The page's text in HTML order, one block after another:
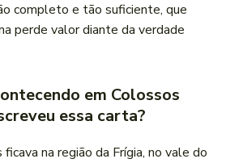
completo e tão suficiente, que
perde valor diante da verdade
em Colossos
essa carta?
na região da Frígia, no vale do